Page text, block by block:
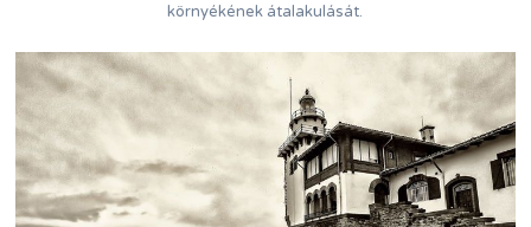
környékének átalakulását.